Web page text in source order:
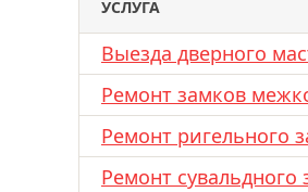
УСЛУГА
Выезда дверного
Ремонт замков
Ремонт ригельного
Ремонт сувальдного